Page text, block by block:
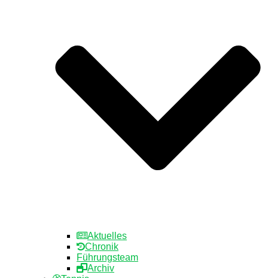
Aktuelles
Chronik
Führungsteam
Archiv